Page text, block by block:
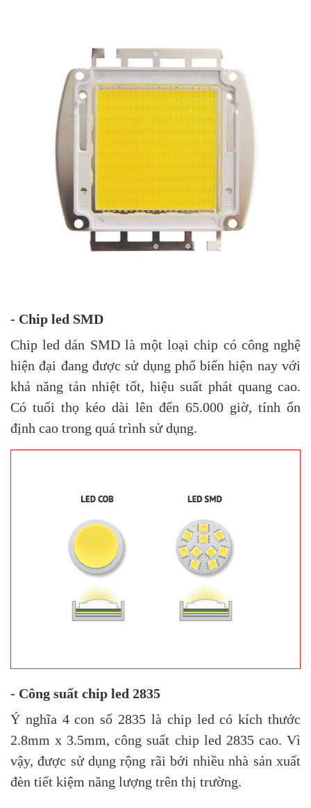
- Chip led SMD
Chip led dán SMD là một loại chip có công nghệ
hiện đại đang được sử dụng phổ biến hiện nay với
khả năng tản nhiệt tốt, hiệu suất phát quang cao.
Có tuổi thọ kéo dài lên đến 65.000 giờ, tính ổn
định cao trong quá trình sử dụng.
- Công suất chip led 2835
Ý nghĩa 4 con số 2835 là chip led có kích thước
2.8mm x 3.5mm, công suất chip led 2835 cao. Vì
vậy, được sử dụng rộng rãi bởi nhiều nhà sản xuất
đèn tiết kiệm năng lượng trên thị trường.